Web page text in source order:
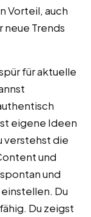
Vorteil, auch
neue Trends
für aktuelle
eigene Ideen
verstehst die
und
und
Du
Du zeigst